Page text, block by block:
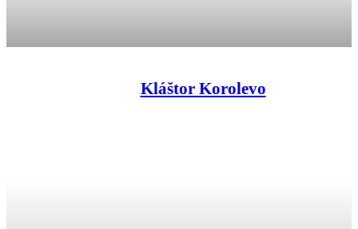
Kláštor Korolevo